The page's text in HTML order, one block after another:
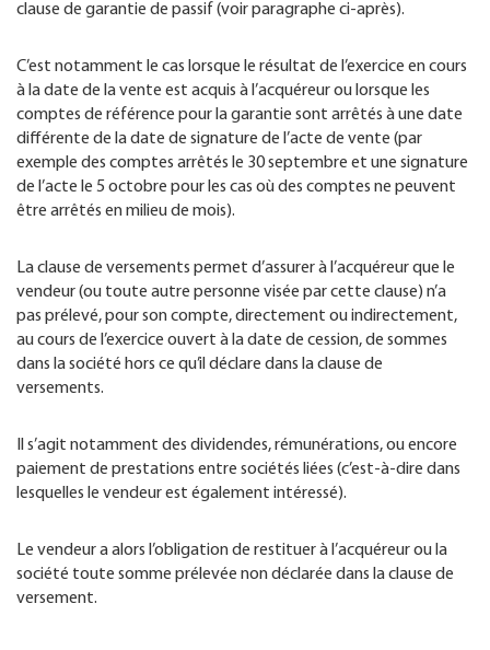
clause de garantie de passif (voir paragraphe ci-après).
C’est notamment le cas lorsque le résultat de l’exercice en cours
à la date de la vente est acquis à l’acquéreur ou lorsque les
comptes de référence pour la garantie sont arrêtés à une date
différente de la date de signature de l’acte de vente (par
exemple des comptes arrêtés le 30 septembre et une signature
de l’acte le 5 octobre pour les cas où des comptes ne peuvent
être arrêtés en milieu de mois).
La clause de versements permet d’assurer à l’acquéreur que le
vendeur (ou toute autre personne visée par cette clause) n’a
pas prélevé, pour son compte, directement ou indirectement,
au cours de l’exercice ouvert à la date de cession, de sommes
dans la société hors ce qu’il déclare dans la clause de
versements.
Il s’agit notamment des dividendes, rémunérations, ou encore
paiement de prestations entre sociétés liées (c’est-à-dire dans
lesquelles le vendeur est également intéressé).
Le vendeur a alors l’obligation de restituer à l’acquéreur ou la
société toute somme prélevée non déclarée dans la clause de
versement.